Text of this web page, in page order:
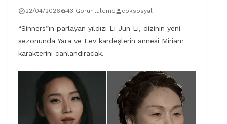
22/04/2026 43 Görüntüleme coksosyal
“Sinners”ın parlayan yıldızı Li Jun Li, dizinin yeni
sezonunda Yara ve Lev kardeşlerin annesi Miriam
karakterini canlandıracak.